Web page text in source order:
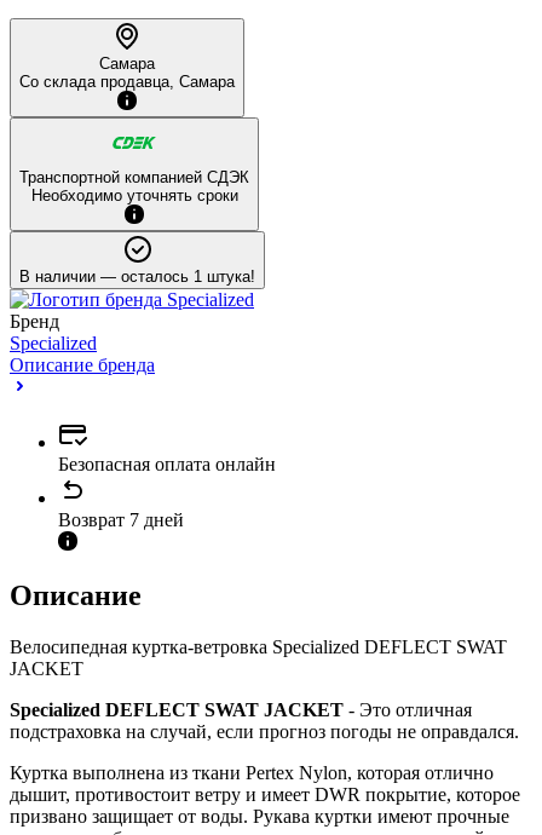
Самара
Со склада продавца, Самара
Транспортной компанией СДЭК
Необходимо уточнять сроки
В наличии — осталось 1 штука!
Бренд
Specialized
Описание бренда
Безопасная оплата онлайн
Возврат 7 дней
Описание
Велосипедная куртка-ветровка Specialized DEFLECT SWAT
JACKET
Specialized DEFLECT SWAT JACKET - Это отличная
подстраховка на случай, если прогноз погоды не оправдался.
Куртка выполнена из ткани Pertex Nylon, которая отлично
дышит, противостоит ветру и имеет DWR покрытие, которое
призвано защищает от воды. Рукава куртки имеют прочные